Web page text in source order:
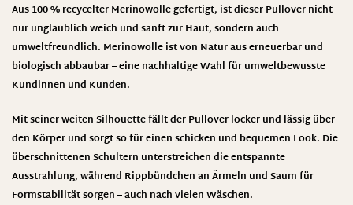
Aus100 % recycelter Merinowollegefertigt, ist dieser Pullover nicht
nur unglaublich weich und sanft zur Haut, sondern auch
umweltfreundlich. Merinowolle ist von Natur aus erneuerbar und
biologisch abbaubar – eine nachhaltige Wahl für umweltbewusste
Kundinnen und Kunden.
Mit seinerweiten Silhouettefällt der Pullover locker und lässig über
den Körper und sorgt so für einen schicken und bequemen Look. Die
überschnittenen Schultern unterstreichen die entspannte
Ausstrahlung, während Rippbündchen an Ärmeln und Saum für
Formstabilität sorgen – auch nach vielen Wäschen.